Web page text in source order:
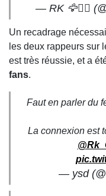
— RK 🦅🏴‍☠️
Un recadrage
les deux rappeurs sur
est très réussie, et a
fans.
Faut en parler du
La connexion est
— ysd